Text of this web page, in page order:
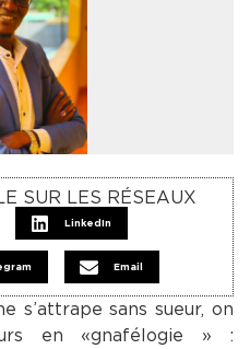
SUR LES RÉSEAUX
LinkedIn
Email
s’attrape sans sueur, on
en «gnafélogie » :